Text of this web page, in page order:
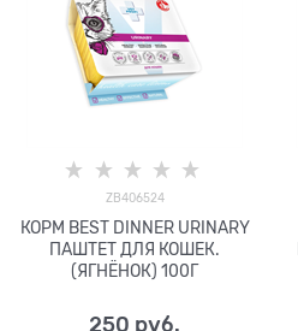
ZB406524
КОРМ BEST DINNER URINARY
ПАШТЕТ ДЛЯ КОШЕК.
(ЯГНЁНОК) 100Г
250 руб.